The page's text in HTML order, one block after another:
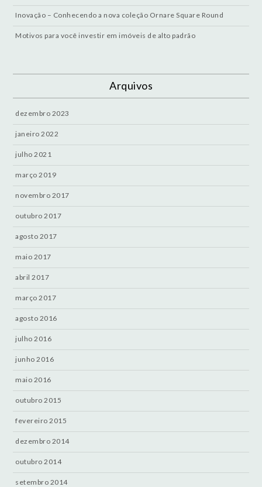
Inovação – Conhecendo a nova coleção Ornare Square Round
Motivos para você investir em imóveis de alto padrão
Arquivos
dezembro 2023
janeiro 2022
julho 2021
março 2019
novembro 2017
outubro 2017
agosto 2017
maio 2017
abril 2017
março 2017
agosto 2016
julho 2016
junho 2016
maio 2016
outubro 2015
fevereiro 2015
dezembro 2014
outubro 2014
setembro 2014